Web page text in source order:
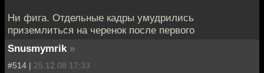
Ни фига. Отдельные кадры умудрились
приземлиться на черенок после первого
Snusmymrik »
#514 | 25.12.08 17:33